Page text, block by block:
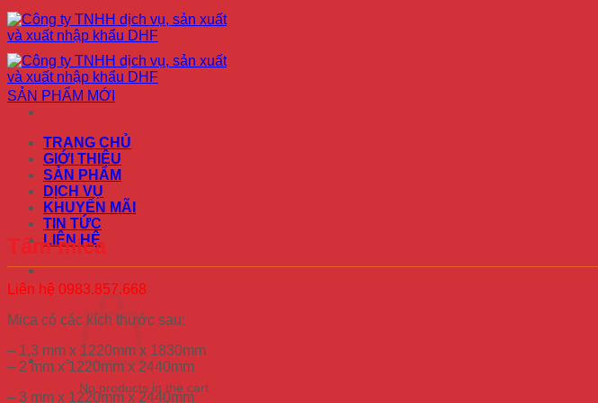
Skip
to
content
TRANG CHỦ
GIỚI THIỆU
SẢN PHẨM
DỊCH VỤ
KHUYẾN MÃI
TIN TỨC
LIÊN HỆ
No products in the cart.
SẢN PHẨM MỚI
Tấm mica
Liên hệ 0983.857.668
Mica có các kích thước sau:
– 1,3 mm x 1220mm x 1830mm
– 2 mm x 1220mm x 2440mm
– 3 mm x 1220mm x 2440mm